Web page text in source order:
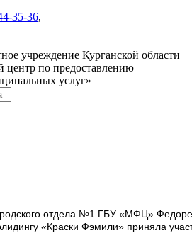
35-36,
учреждение Курганской области
по предоставлению
услуг»
отдела №1 ГБУ «МФЦ»
«Краски Фэмили» приняла